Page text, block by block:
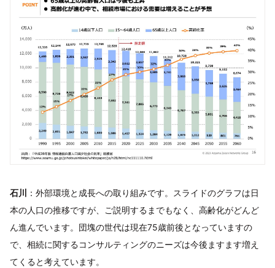
石川
：外部環境と成長への取り組みです。スライドのグラフは日
本の人口の推移ですが、ご説明するまでもなく、高齢化がどんど
ん進んでいます。団塊の世代は現在75歳前後となっていますの
で、相続に関するコンサルティングのニーズは今後ますます増え
てくると考えています。